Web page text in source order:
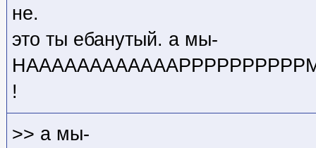
не.
это ты ебанутый. а мы-
!
>> а мы-